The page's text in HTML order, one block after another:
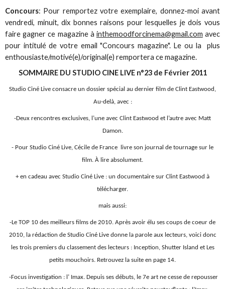
Concours: Pour remportez votre exemplaire, donnez-moi avant
vendredi, minuit, dix bonnes raisons pour lesquelles je dois vous
faire gagner ce magazine à inthemoodforcinema@gmail.com avec
pour intitulé de votre email "Concours magazine". Le ou la plus
enthousiaste/motivé(e)/original(e) remportera ce magazine.
SOMMAIRE DU STUDIO CINE LIVE n°23 de Février 2011
Studio Ciné Live consacre un dossier spécial au dernier film de Clint Eastwood,
Au-delà, avec :
-Deux rencontres exclusives, l’une avec Clint Eastwood et l’autre avec Matt
Damon.
- Pour Studio Ciné Live, Cécile de France
livre son journal de tournage sur le
film. À lire absolument.
+ en cadeau avec Studio Ciné Live : un documentaire sur Clint Eastwood à
télécharger.
mais aussi:
-Le TOP 10 des meilleurs films de 2010. Après avoir élu ses coups de coeur de
2010, la rédaction de Studio Ciné Live donne la parole aux lecteurs, voici donc
les trois premiers du classement des lecteurs : Inception, Shutter Island et Les
petits mouchoirs. Retrouvez la suite en page 14.
-Focus investigation : l’ Imax. Depuis ses débuts, le 7e art ne cesse de repousser